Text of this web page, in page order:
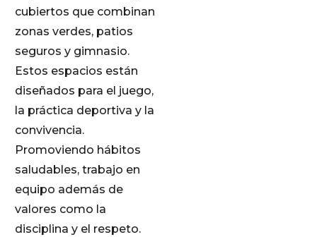
cubiertos que combinan
zonas verdes, patios
seguros y gimnasio.
Estos espacios están
diseñados para el juego,
la práctica deportiva y la
convivencia.
Promoviendo hábitos
saludables, trabajo en
equipo además de
valores como la
disciplina y el respeto.